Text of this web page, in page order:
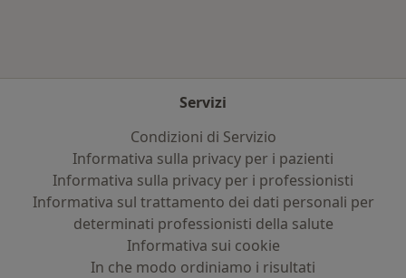
Servizi
Condizioni di Servizio
Informativa sulla privacy per i pazienti
Informativa sulla privacy per i professionisti
Informativa sul trattamento dei dati personali per
determinati professionisti della salute
Informativa sui cookie
In che modo ordiniamo i risultati